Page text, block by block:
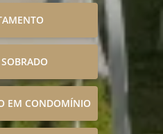
EM CONDOMÍNIO